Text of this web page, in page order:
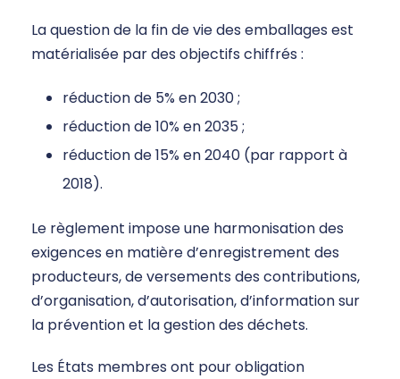
La question de la fin de vie des emballages est
matérialisée par des objectifs chiffrés :
réduction de 5% en 2030 ;
réduction de 10% en 2035 ;
réduction de 15% en 2040 (par rapport à
2018).
Le règlement impose une harmonisation des
exigences en matière d’enregistrement des
producteurs, de versements des contributions,
d’organisation, d’autorisation, d’information sur
la prévention et la gestion des déchets.
Les États membres ont pour obligation